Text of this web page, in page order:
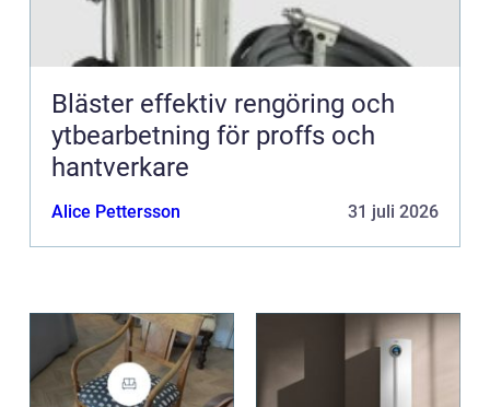
Bläster effektiv rengöring och
ytbearbetning för proffs och
hantverkare
Alice Pettersson 31 juli 2026